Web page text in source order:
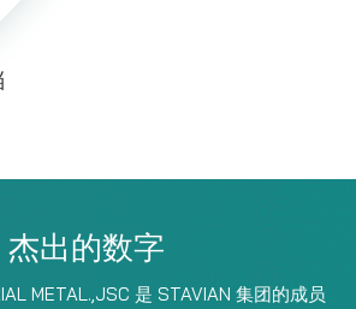
杰出的数字
METAL.,JSC 是 STAVIAN 集团的成员